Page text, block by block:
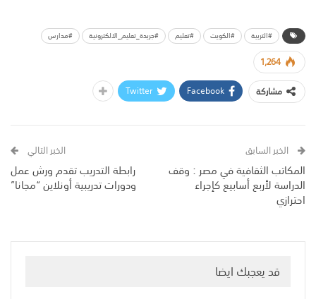
#التربية #الكويت #تعليم #جريدة_تعليم_الالكترونية #مدارس
1,264
مشاركة
Facebook
Twitter
الخبر السابق
المكاتب الثقافية في مصر : وقف
الدراسة لأربع أسابيع كإجراء
احترازي
الخبر التالي
رابطة التدريب تقدم ورش عمل
ودورات تدريبية أونلاين “مجانا”
قد يعجبك ايضا